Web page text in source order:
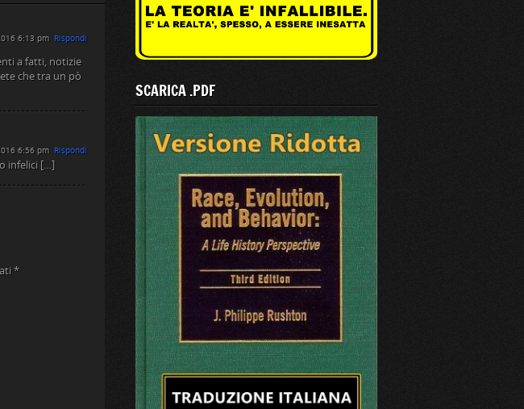
6:13 pm Rispondi
a fatti, notizie
che tra un pò
6:56 pm Rispondi
infelici […]
*
SCARICA .PDF